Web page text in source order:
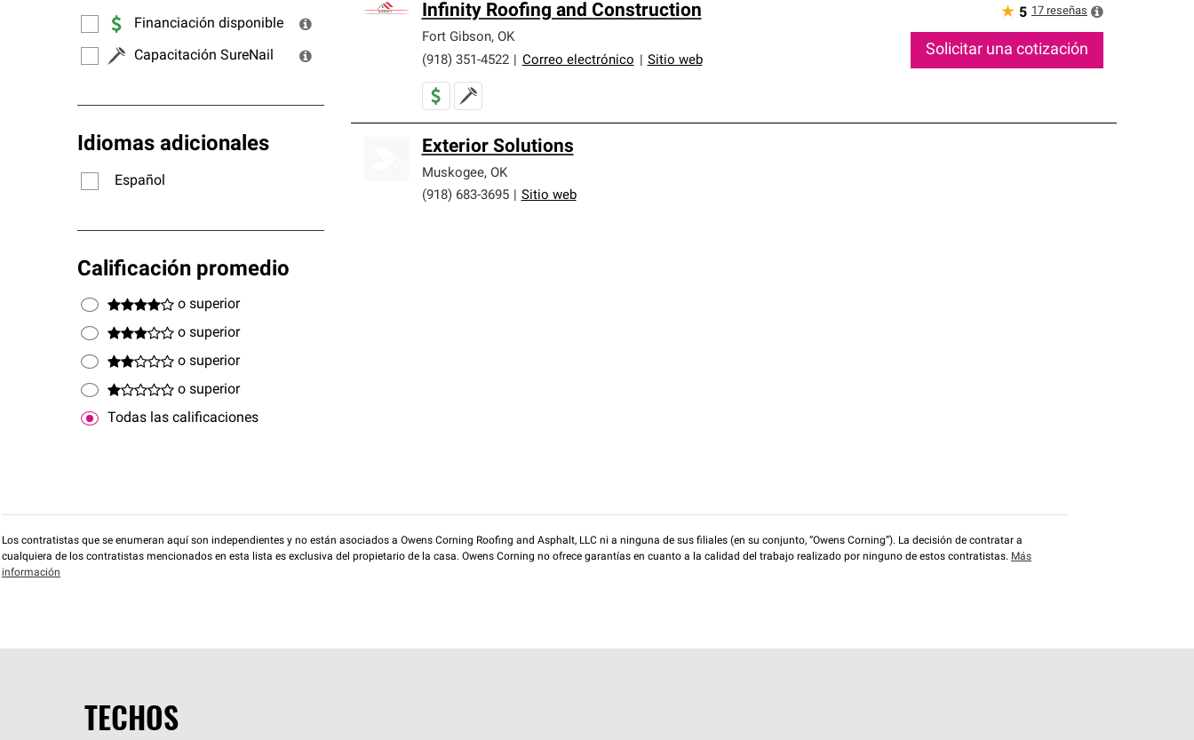
Financiación disponible
Capacitación SureNail
Idiomas adicionales
Español
Calificación promedio
o superior
o superior
o superior
o superior
Todas las calificaciones
Infinity Roofing and Construction
Fort Gibson, OK
(918) 351-4522
Correo electrónico Sitio web
★ 5 17 reseñas
Solicitar una cotización
Exterior Solutions
Muskogee, OK
(918) 683-3695
Sitio web
Los contratistas que se enumeran aquí son independientes y no están asociados a Owens Corning Roofing and Asphalt, LLC ni a ninguna de sus filiales (en su conjunto, “Owens Corning”). La decisión de contratar a
cualquiera de los contratistas mencionados en esta lista es exclusiva del propietario de la casa. Owens Corning no ofrece garantías en cuanto a la calidad del trabajo realizado por ninguno de estos contratistas. Más
información
TECHOS